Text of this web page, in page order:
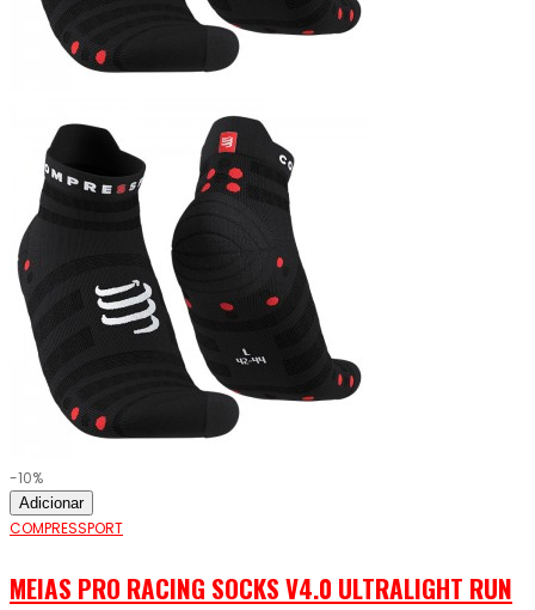
-10%
Adicionar
COMPRESSPORT
MEIAS PRO RACING SOCKS V4.0 ULTRALIGHT RUN